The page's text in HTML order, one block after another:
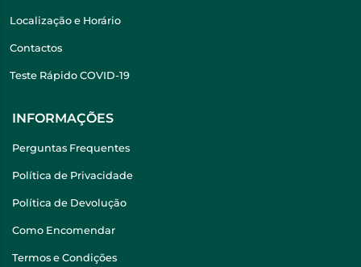
Localização e Horário
Contactos
Teste Rápido COVID-19
INFORMAÇÕES
Perguntas Frequentes
Política de Privacidade
Política de Devolução
Como Encomendar
Termos e Condições